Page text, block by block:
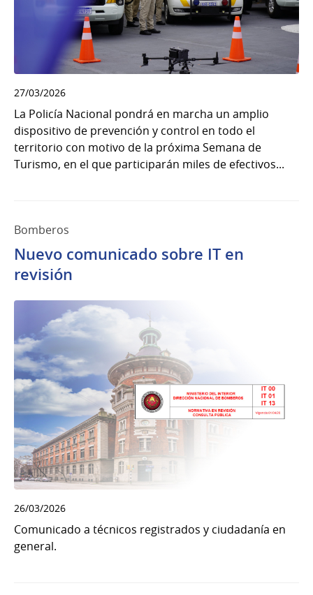
27/03/2026
La Policía Nacional pondrá en marcha un amplio
dispositivo de prevención y control en todo el
territorio con motivo de la próxima Semana de
Turismo, en el que participarán miles de efectivos...
Bomberos
Nuevo comunicado sobre IT en
revisión
26/03/2026
Comunicado a técnicos registrados y ciudadanía en
general.